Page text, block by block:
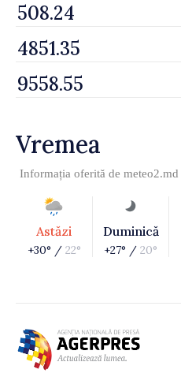
Vremea
Informația oferită de meteo2.md
Astăzi
+30° / 22°
Duminică
+27° / 20°